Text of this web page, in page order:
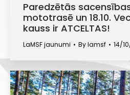
Paredzētās
mototrasē un 18.10.
kauss ir ATCELTAS!
LaMSF jaunumi Bylamsf 14/